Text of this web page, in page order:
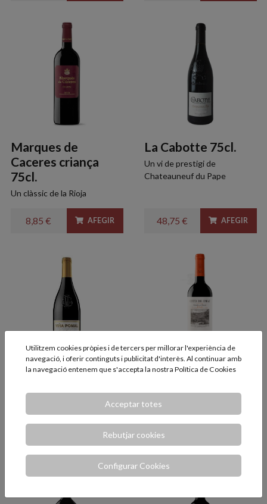
Marques de
Caceres criança
75cl.
Un clàssic de la Rioja
8,85 € AFEGIR
La Cabotte 75cl.
Un vi de prestigi de
Chateauneuf du Pape
48,75 € AFEGIR
75cl.
AFEGIR
Reserva 75cl.
Un Reserva que no falla mai.
10,60 €
Utilitzem cookies pròpies i de tercers per millorar l'experiència de
navegació, i oferir continguts i publicitat d'interès. Al continuar amb
la navegació entenem que s'accepta la nostra Política de Cookies
Acceptar totes
Rebutjar cookies
Configurar Cookies